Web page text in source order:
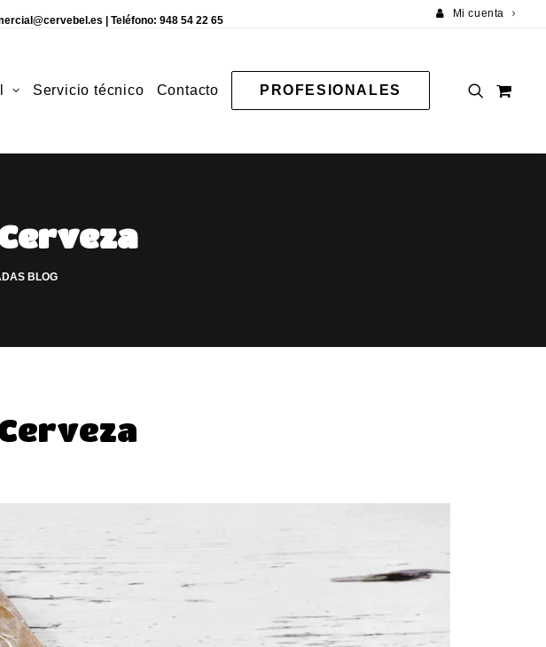
| Teléfono: 948 54 22 65
Mi cuenta
Servicio técnico Contacto PROFESIONALES
BLOG